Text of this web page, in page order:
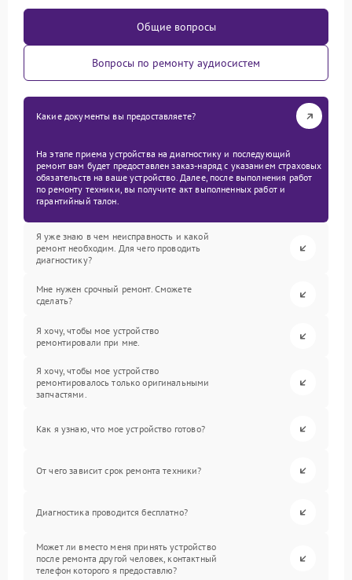
Общие вопросы
Вопросы по ремонту аудиосистем
Какие документы вы предоставляете?
На этапе приема устройства на диагностику и последующий
ремонт вам будет предоставлен заказ-наряд с указанием страховых
обязательств на ваше устройство. Далее, после выполнения работ
по ремонту техники, вы получите акт выполненных работ и
гарантийный талон.
Я уже знаю в чем неисправность и какой
ремонт необходим. Для чего проводить
диагностику?
Мне нужен срочный ремонт. Сможете
сделать?
Я хочу, чтобы мое устройство
ремонтировали при мне.
Я хочу, чтобы мое устройство
ремонтировалось только оригинальными
запчастями.
Как я узнаю, что мое устройство готово?
От чего зависит срок ремонта техники?
Диагностика проводится бесплатно?
Может ли вместо меня принять устройство
после ремонта другой человек, контактный
телефон которого я предоставлю?